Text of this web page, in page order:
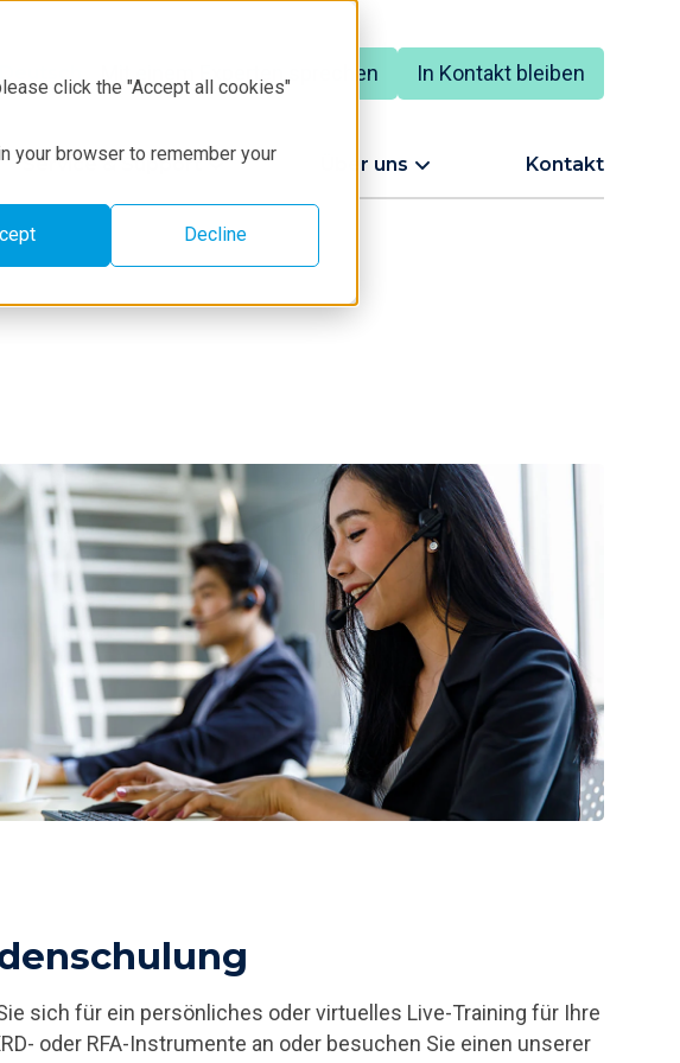
click the "Accept all cookies"
your browser to remember your
Decline
Mit einem Experten sprechen In Kontakt bleiben
Service & Support Über uns Kontakt
sich für ein persönliches oder virtuelles Live-Training für Ihre
oder RFA-Instrumente an oder besuchen Sie einen unserer